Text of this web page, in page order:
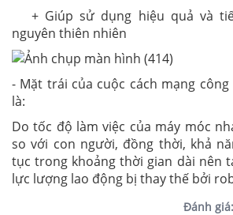
+ Giúp sử dụng hiệu quả và
nguyên thiên nhiên
- Mặt trái của cuộc cách mạng
là:
Do tốc độ làm việc của máy móc
so với con người, đồng thời, khả
tục trong khoảng thời gian dài nên
lực lượng lao động bị thay thế bởi
Đánh giá: